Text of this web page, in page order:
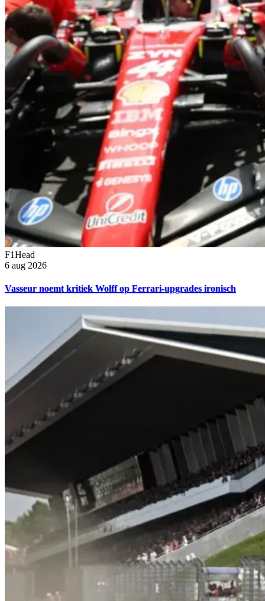
F1Head
6 aug 2026
Vasseur noemt kritiek Wolff op Ferrari-upgrades ironisch